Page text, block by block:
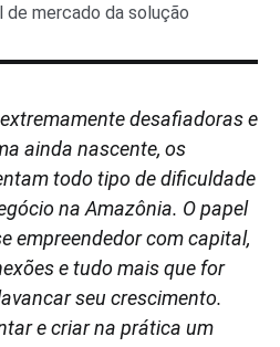
de mercado da solução
desafiadoras e
ainda nascente, os
todo tipo de dificuldade
na Amazônia. O papel
empreendedor com capital,
e tudo mais que for
seu crescimento.
e criar na prática um